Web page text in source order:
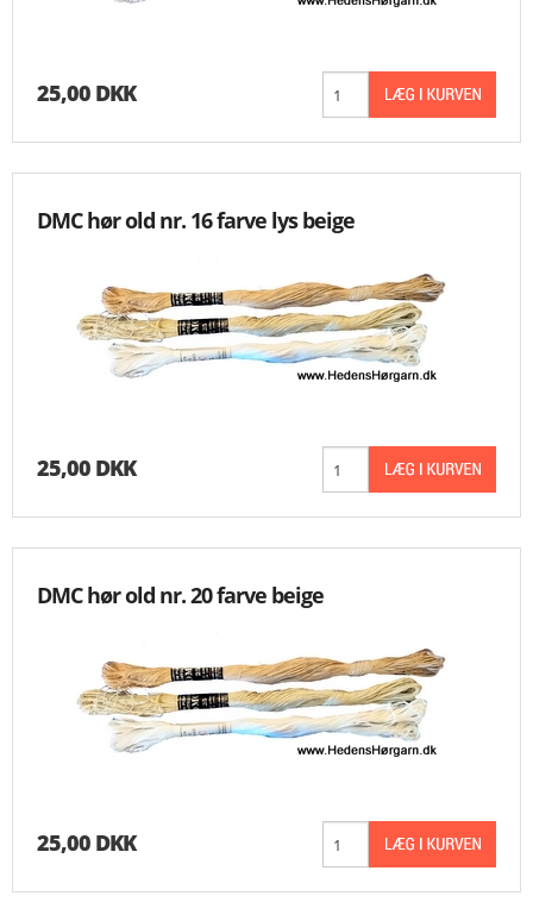
25,00 DKK
DMC hør old nr. 16 farve lys beige
25,00 DKK
DMC hør old nr. 20 farve beige
25,00 DKK